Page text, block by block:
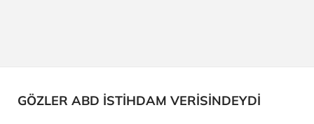
GÖZLER ABD İSTİHDAM VERİSİNDEYDİ